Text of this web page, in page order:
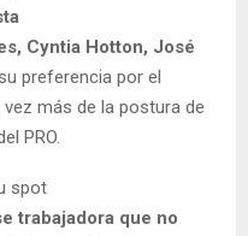
Cyntia Hotton, José
su preferencia por el
más de la postura de
PRO.
spot
trabajadora que no